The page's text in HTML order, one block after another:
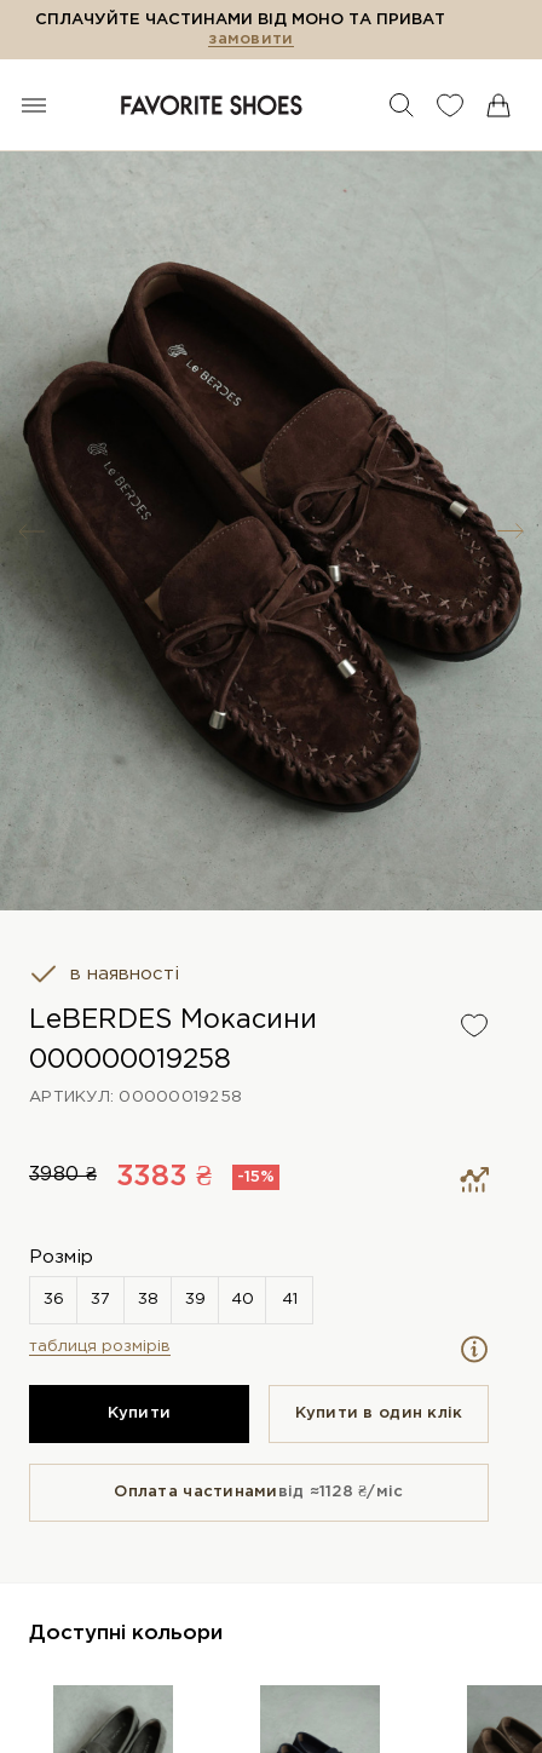
СПЛАЧУЙТЕ ЧАСТИНАМИ ВІД МОНО ТА ПРИВАТ
замовити
в наявності
LeBERDES Мокасини
000000019258
АРТИКУЛ: 00000019258
3980 ₴ 3383 ₴ -15%
Розмір
таблиця розмірів
Купити Купити в один клiк
Оплата частинами від ≈1128 ₴/міс
Доступні кольори